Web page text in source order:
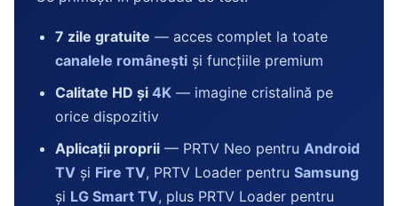
7 zile gratuite — acces complet la toate
canalele românești și funcțiile premium
Calitate HD și 4K — imagine cristalină pe
orice dispozitiv
Aplicații proprii — PRTV Neo pentru Android
TV și Fire TV, PRTV Loader pentru Samsung
și LG Smart TV, plus PRTV Loader pentru